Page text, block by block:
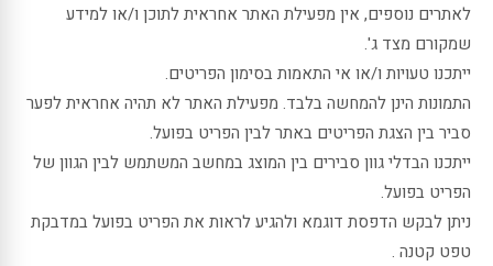
לאתרים נוספים, אין מפעילת האתר אחראית לתוכן ו/או למידע
שמקורם מצד ג'.
ייתכנו טעויות ו/או אי התאמות בסימון הפריטים.
התמונות הינן להמחשה בלבד. מפעילת האתר לא תהיה אחראית לפער
סביר בין הצגת הפריטים באתר לבין הפריט בפועל.
ייתכנו הבדלי גוון סבירים בין המוצג במחשב המשתמש לבין הגוון של
הפריט בפועל.
ניתן לבקש הדפסת דוגמא ולהגיע לראות את הפריט בפועל במדבקת
טפט קטנה .